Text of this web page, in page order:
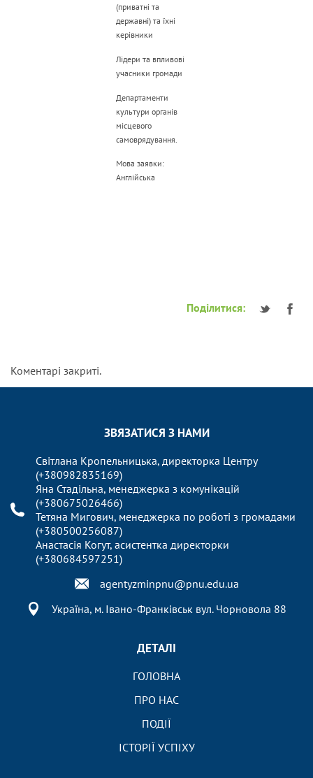
(приватні та
державні) та їхні
керівники
Лідери та впливові
учасники громади
Департаменти
культури органів
місцевого
самоврядування.
Мова заявки:
Англійська
Поділитися:
Коментарі закриті.
ЗВЯЗАТИСЯ З НАМИ
Світлана Кропельницька, директорка Центру
(+380982835169)
Яна Стадільна, менеджерка з комунікацій
(+380675026466)
Тетяна Мигович, менеджерка по роботі з громадами
(+380500256087)
Анастасія Когут, асистентка директорки
(+380684597251)
agentyzminpnu@pnu.edu.ua
Україна, м. Івано-Франківськ вул. Чорновола 88
ДЕТАЛІ
ГОЛОВНА
ПРО НАС
ПОДІЇ
ІСТОРІЇ УСПІХУ